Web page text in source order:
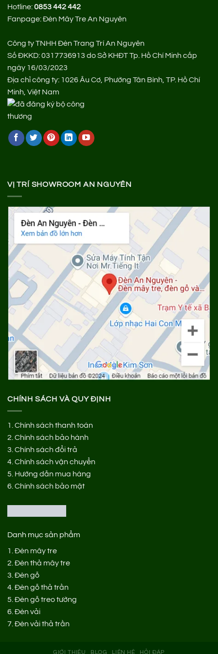
Hotline:0853 442 442
Fanpage:Đèn Mây Tre An Nguyên
Công ty TNHH Đèn Trang Trí An Nguyên
Số ĐKKD: 0317736913 do Sở KHĐT Tp. Hồ Chí Minh cấp
ngày 16/03/2023
Địa chỉ công ty: 1026 Âu Cơ, Phường Tân Bình, TP. Hồ Chí
Minh, Việt Nam
VỊ TRÍ SHOWROOM AN NGUYÊN
CHÍNH SÁCH VÀ QUY ĐỊNH
1. Chính sách thanh toán
2. Chính sách bảo hành
3. Chính sách đổi trả
4. Chính sách vận chuyển
5. Hướng dẫn mua hàng
6. Chính sách bảo mật
Danh mục sản phẩm
1. Đèn mây tre
2. Đèn thả mây tre
3. Đèn gỗ
4. Đèn gỗ thả trần
5. Đèn gỗ treo tường
6. Đèn vải
7. Đèn vải thả trần
GIỚI THIỆU BLOG LIÊN HỆ HỎI ĐÁP